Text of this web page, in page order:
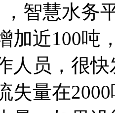
慧水务平
加近100吨
人员，很
失量在